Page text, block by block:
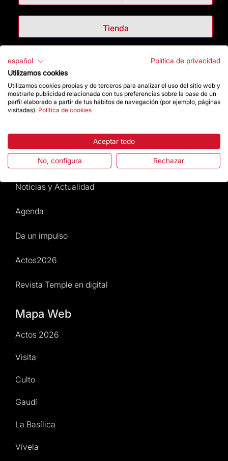
Tienda
Destacados
La Fundación
Preguntas frecuentes
Atención al Visitante
Normativa y condiciones de compra
Noticias y Actualidad
Agenda
Da un impulso
Actos2026
Revista Temple en digital
Mapa Web
Actos 2026
Visita
Culto
Gaudí
La Basílica
Vívela
español
Política de privacidad
Utilizamos cookies
Utilizamos cookies propias y de terceros para analizar el uso del sitio web y
mostrarle publicidad relacionada con tus preferencias sobre la base de un
perfil elaborado a partir de tus hábitos de navegación (por ejemplo, páginas
visitadas). Política de cookies
Aceptar todo
No, configura Rechazar